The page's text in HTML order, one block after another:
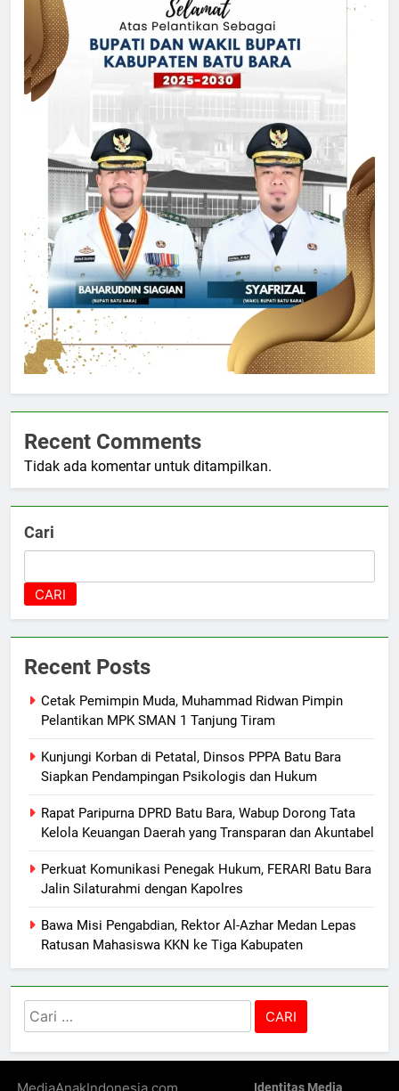
Recent Comments
Tidak ada komentar untuk ditampilkan.
Cari
CARI
Recent Posts
Cetak Pemimpin Muda, Muhammad Ridwan Pimpin
Pelantikan MPK SMAN 1 Tanjung Tiram
Kunjungi Korban di Petatal, Dinsos PPPA Batu Bara
Siapkan Pendampingan Psikologis dan Hukum
Rapat Paripurna DPRD Batu Bara, Wabup Dorong Tata
Kelola Keuangan Daerah yang Transparan dan Akuntabel
Perkuat Komunikasi Penegak Hukum, FERARI Batu Bara
Jalin Silaturahmi dengan Kapolres
Bawa Misi Pengabdian, Rektor Al-Azhar Medan Lepas
Ratusan Mahasiswa KKN ke Tiga Kabupaten
Cari
untuk:
MediaAnakIndonesia.com , Identitas Media